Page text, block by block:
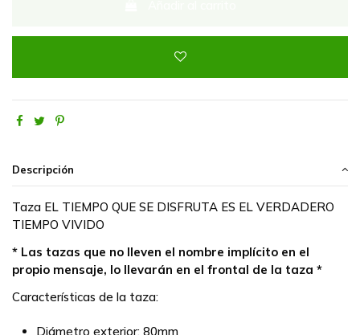
Descripción
Taza EL TIEMPO QUE SE DISFRUTA ES EL VERDADERO
TIEMPO VIVIDO
* Las tazas que no lleven el nombre implícito en el
propio mensaje, lo llevarán en el frontal de la taza *
Características de la taza:
Diámetro exterior: 80mm